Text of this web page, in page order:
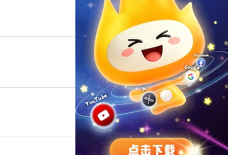
反对 [0]
支持[0] 反对[0]